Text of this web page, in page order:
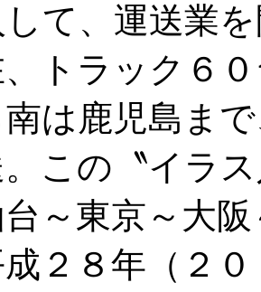
て、運送業
、トラック６
は鹿児島ま
この〝イラ
～東京～大
２８年（２